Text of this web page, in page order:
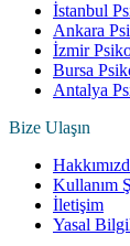
İstanbul
Ankara
İzmir
Bursa
Antalya
Bize Ulaşın
Kullanım
İletişim
Yasal